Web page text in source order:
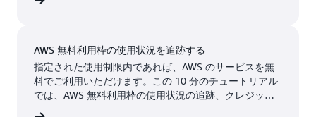
ボストン、マサチュー
シカゴ、イリノイ州
コロンバス、オハイオ
州
フェニックス、アリゾ
ナ州
フィラデルフィア、ペ
無料で試用できます。ビジネスを拡大する準備が整った
AWS 無料利用枠の使用状況を追跡する
指定された使用制限内であれば、AWS のサービスを無
料でご利用いただけます。この 10 分のチュートリアル
では、AWS 無料利用枠の使用状況の追跡、クレジット